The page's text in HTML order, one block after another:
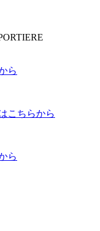
ら
こちらから
ら